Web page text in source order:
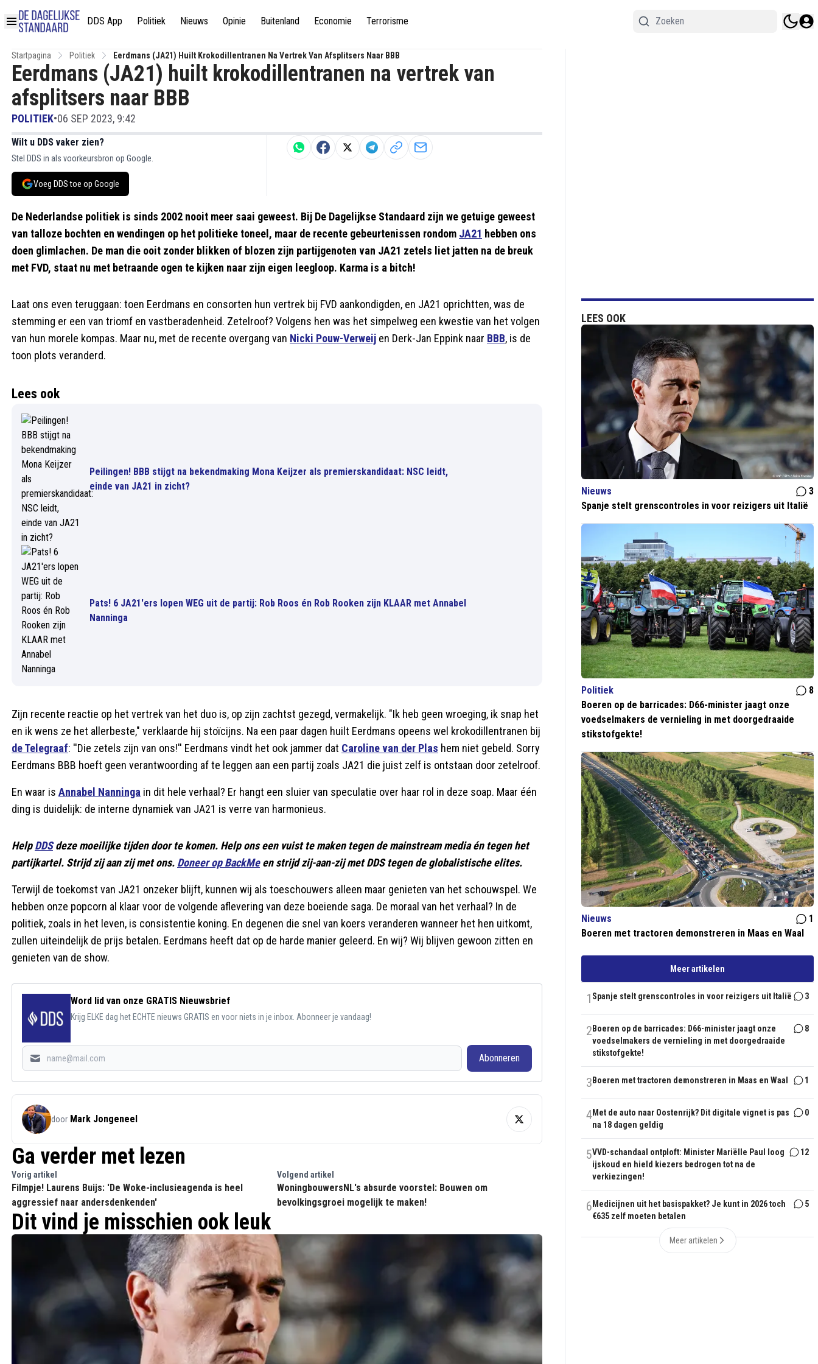
DDS App Politiek Nieuws Opinie Buitenland Economie Terrorisme
Startpagina Politiek Eerdmans (JA21) Huilt Krokodillentranen Na Vertrek Van Afsplitsers Naar BBB
Eerdmans (JA21) huilt krokodillentranen na vertrek van
afsplitsers naar BBB
POLITIEK•06 SEP 2023, 9:42
Wilt u DDS vaker zien?
Stel DDS in als voorkeursbron op Google.
Voeg DDS toe op Google
De Nederlandse politiek is sinds 2002 nooit meer saai geweest. Bij De Dagelijkse Standaard zijn we getuige geweest
van talloze bochten en wendingen op het politieke toneel, maar de recente gebeurtenissen rondom JA21 hebben ons
doen glimlachen. De man die ooit zonder blikken of blozen zijn partijgenoten van JA21 zetels liet jatten na de breuk
met FVD, staat nu met betraande ogen te kijken naar zijn eigen leegloop. Karma is a bitch!
Laat ons even teruggaan: toen Eerdmans en consorten hun vertrek bij FVD aankondigden, en JA21 oprichtten, was de
stemming er een van triomf en vastberadenheid. Zetelroof? Volgens hen was het simpelweg een kwestie van het volgen
van hun morele kompas. Maar nu, met de recente overgang van Nicki Pouw-Verweij en Derk-Jan Eppink naar BBB, is de
toon plots veranderd.
Lees ook
Peilingen! BBB stijgt na bekendmaking Mona Keijzer als premierskandidaat: NSC leidt,
einde van JA21 in zicht?
Pats! 6 JA21'ers lopen WEG uit de partij: Rob Roos én Rob Rooken zijn KLAAR met Annabel
Nanninga
Zijn recente reactie op het vertrek van het duo is, op zijn zachtst gezegd, vermakelijk. "Ik heb geen wroeging, ik snap het
en ik wens ze het allerbeste," verklaarde hij stoïcijns. Na een paar dagen huilt Eerdmans opeens wel krokodillentranen bij
de Telegraaf: ''Die zetels zijn van ons!'' Eerdmans vindt het ook jammer dat Caroline van der Plas hem niet gebeld. Sorry
Eerdmans BBB hoeft geen verantwoording af te leggen aan een partij zoals JA21 die juist zelf is ontstaan door zetelroof.
En waar is Annabel Nanninga in dit hele verhaal? Er hangt een sluier van speculatie over haar rol in deze soap. Maar één
ding is duidelijk: de interne dynamiek van JA21 is verre van harmonieus.
HelpDDSdeze moeilijke tijden door te komen. Help ons een vuist te maken tegen de mainstream media én tegen het
partijkartel. Strijd zij aan zij met ons. Doneer op BackMeen strijd zij-aan-zij met DDS tegen de globalistische elites.
Terwijl de toekomst van JA21 onzeker blijft, kunnen wij als toeschouwers alleen maar genieten van het schouwspel. We
hebben onze popcorn al klaar voor de volgende aflevering van deze boeiende saga. De moraal van het verhaal? In de
politiek, zoals in het leven, is consistentie koning. En degenen die snel van koers veranderen wanneer het hen uitkomt,
zullen uiteindelijk de prijs betalen. Eerdmans heeft dat op de harde manier geleerd. En wij? Wij blijven gewoon zitten en
genieten van de show.
Word lid van onze GRATIS Nieuwsbrief
Krijg ELKE dag het ECHTE nieuws GRATIS en voor niets in je inbox. Abonneer je vandaag!
Abonneren
door Mark Jongeneel
Ga verder met lezen
Vorig artikel
Filmpje! Laurens Buijs: 'De Woke-inclusieagenda is heel
aggressief naar andersdenkenden'
Volgend artikel
WoningbouwersNL's absurde voorstel: Bouwen om
bevolkingsgroei mogelijk te maken!
Dit vind je misschien ook leuk
LEES OOK
Nieuws
3
Spanje stelt grenscontroles in voor reizigers uit Italië
Politiek
8
Boeren op de barricades: D66-minister jaagt onze
voedselmakers de vernieling in met doorgedraaide
stikstofgekte!
Nieuws
1
Boeren met tractoren demonstreren in Maas en Waal
Meer artikelen
1 Spanje stelt grenscontroles in voor reizigers uit Italië 3
2 Boeren op de barricades: D66-minister jaagt onze
voedselmakers de vernieling in met doorgedraaide
stikstofgekte!
8
3 Boeren met tractoren demonstreren in Maas en Waal 1
4Met de auto naar Oostenrijk? Dit digitale vignet is pas
na 18 dagen geldig
0
5VVD-schandaal ontploft: Minister Mariëlle Paul loog
ijskoud en hield kiezers bedrogen tot na de
verkiezingen!
12
6 Medicijnen uit het basispakket? Je kunt in 2026 toch
€635 zelf moeten betalen
5
Meer artikelen